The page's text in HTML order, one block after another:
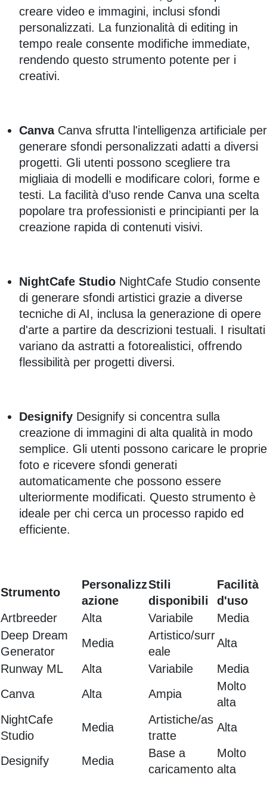
creare video e immagini, inclusi sfondi
personalizzati. La funzionalità di editing in
tempo reale consente modifiche immediate,
rendendo questo strumento potente per i
creativi.
Canva Canva sfrutta l'intelligenza artificiale per
generare sfondi personalizzati adatti a diversi
progetti. Gli utenti possono scegliere tra
migliaia di modelli e modificare colori, forme e
testi. La facilità d’uso rende Canva una scelta
popolare tra professionisti e principianti per la
creazione rapida di contenuti visivi.
NightCafe Studio NightCafe Studio consente
di generare sfondi artistici grazie a diverse
tecniche di AI, inclusa la generazione di opere
d'arte a partire da descrizioni testuali. I risultati
variano da astratti a fotorealistici, offrendo
flessibilità per progetti diversi.
Designify Designify si concentra sulla
creazione di immagini di alta qualità in modo
semplice. Gli utenti possono caricare le proprie
foto e ricevere sfondi generati
automaticamente che possono essere
ulteriormente modificati. Questo strumento è
ideale per chi cerca un processo rapido ed
efficiente.
Strumento
Personalizz
azione
Stili
disponibili
Facilità
d'uso
Artbreeder
Alta Variabile
Media
Deep Dream
Generator
Media
Artistico/surr
eale
Alta
Runway ML
Alta Variabile
Media
Canva
Alta Ampia
Molto
alta
NightCafe
Studio
Media
Artistiche/as
tratte
Alta
Designify Media
Base a
caricamento
Molto
alta